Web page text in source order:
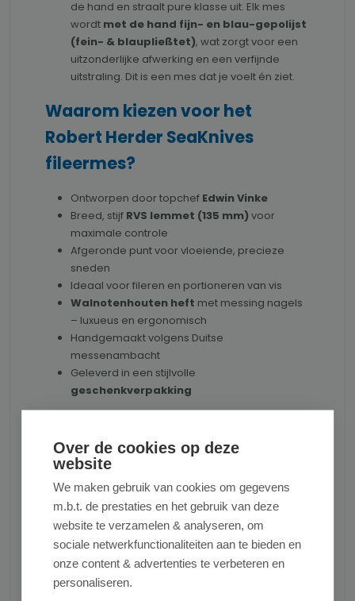
de hand en straalt pure klasse uit. Elk mes
wordt met de hand fijn- en blau-gepolijst
(fein- & blaupließtet), wat zorgt voor een
uitzonderlijke afwerking en een verfijnde
uitstraling. Dit is een mes dat je voelt én ziet.
Waarom kiezen voor het
Robert Herder SeaKnives
fileermes?
Ontworpen door topchef Edwin Vinke
Breed, stijf RVS lemmet (135 mm) voor
maximale controle
Afgeronde punt voor vloeiende, precieze
sneden
Ideaal voor fileren en portioneren van vis
Walnotenhouten heft met messing nagels
– luxueus en ergonomisch
Handgemaakt volgens Duitse
messenambacht
Geleverd in een stijlvolle
geschenkverpakking
Professionele chefs en visliefhebbers
Fileren van zee- en zoetwatervis
Wie topkwaliteit en design wil combineren
Productnummer:ROBERTHERDER1210135180005
Over de cookies op deze
website
We maken gebruik van cookies om gegevens
m.b.t. de prestaties en het gebruik van deze
website te verzamelen & analyseren, om
sociale netwerkfunctionaliteiten aan te bieden en
onze content & advertenties te verbeteren en
personaliseren.